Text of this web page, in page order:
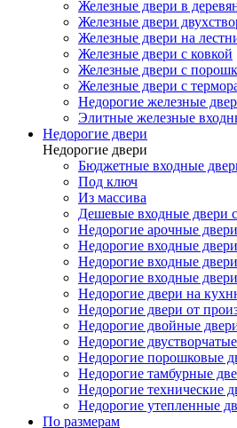
Железные двери в
Железные двери
Железные двери на
Железные двери с ковкой
Железные двери с
Железные двери с
Недорогие железные
Элитные железные
Недорогие двери
Недорогие двери
Бюджетные входные
Под ключ
Из массива
Дешевые входные двери
Недорогие арочные двери
Недорогие входные
Недорогие входные
Недорогие входные
Недорогие двери на
Недорогие двери от
Недорогие двойные
Недорогие
Недорогие порошковые
Недорогие тамбурные
Недорогие технические
Недорогие утепленные
По размерам